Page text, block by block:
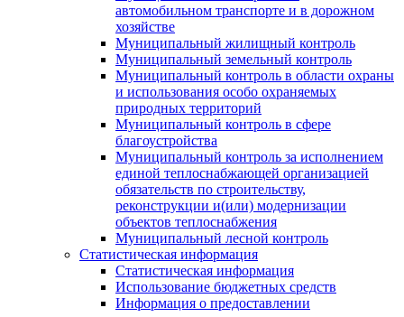
автомобильном транспорте и в дорожном
хозяйстве
Муниципальный жилищный контроль
Муниципальный земельный контроль
Муниципальный контроль в области охраны
и использования особо охраняемых
природных территорий
Муниципальный контроль в сфере
благоустройства
Муниципальный контроль за исполнением
единой теплоснабжающей организацией
обязательств по строительству,
реконструкции и(или) модернизации
объектов теплоснабжения
Муниципальный лесной контроль
Статистическая информация
Статистическая информация
Использование бюджетных средств
Информация о предоставлении